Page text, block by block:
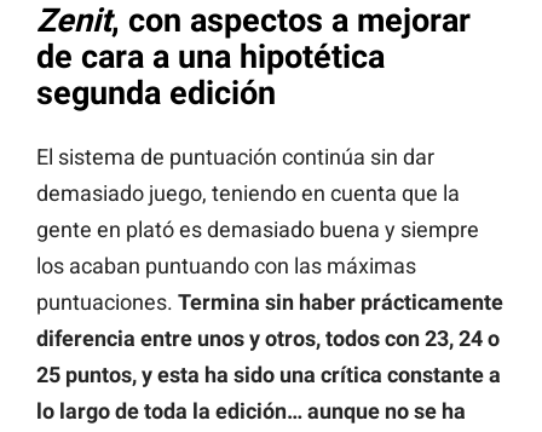
Zenit, con aspectos a mejorar
de cara a una hipotética
segunda edición
El sistema de puntuación continúa sin dar
demasiado juego, teniendo en cuenta que la
gente en plató es demasiado buena y siempre
los acaban puntuando con las máximas
puntuaciones. Termina sin haber prácticamente
diferencia entre unos y otros, todos con 23, 24 o
25 puntos, y esta ha sido una crítica constante a
lo largo de toda la edición… aunque no se ha